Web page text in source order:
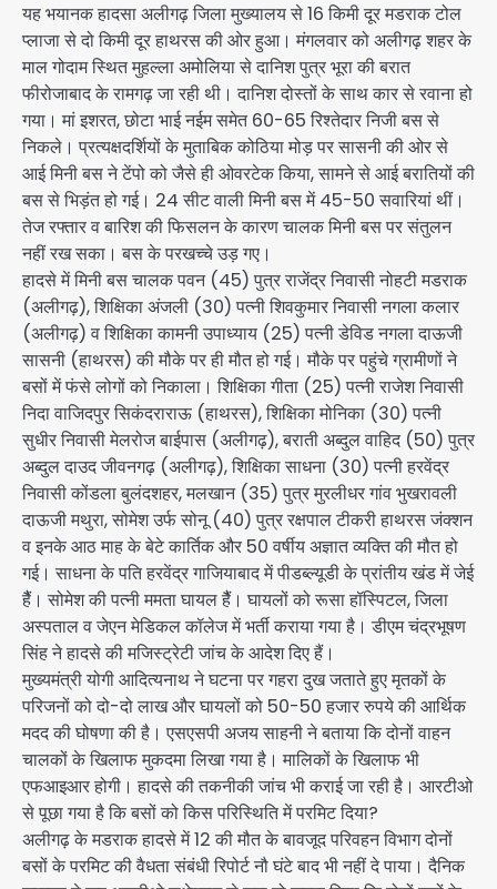
यह भयानक हादसा अलीगढ़ जिला मुख्यालय से 16 किमी दूर मडराक टोल
प्लाजा से दो किमी दूर हाथरस की ओर हुआ। मंगलवार को अलीगढ़ शहर के
माल गोदाम स्थित मुहल्ला अमोलिया से दानिश पुत्र भूरा की बरात
फीरोजाबाद के रामगढ़ जा रही थी। दानिश दोस्तों के साथ कार से रवाना हो
गया। मां इशरत, छोटा भाई नईम समेत 60-65 रिश्तेदार निजी बस से
निकले। प्रत्यक्षदर्शियों के मुताबिक कोठिया मोड़ पर सासनी की ओर से
आई मिनी बस ने टेंपो को जैसे ही ओवरटेक किया, सामने से आई बरातियों की
बस से भिड़ंत हो गई। 24 सीट वाली मिनी बस में 45-50 सवारियां थीं।
तेज रफ्तार व बारिश की फिसलन के कारण चालक मिनी बस पर संतुलन
नहीं रख सका। बस के परखच्चे उड़ गए।
हादसे में मिनी बस चालक पवन (45) पुत्र राजेंद्र निवासी नोहटी मडराक
(अलीगढ़), शिक्षिका अंजली (30) पत्नी शिवकुमार निवासी नगला कलार
(अलीगढ़) व शिक्षिका कामनी उपाध्याय (25) पत्नी डेविड नगला दाऊजी
सासनी (हाथरस) की मौके पर ही मौत हो गई। मौके पर पहुंचे ग्रामीणों ने
बसों में फंसे लोगों को निकाला। शिक्षिका गीता (25) पत्नी राजेश निवासी
निदा वाजिदपुर सिकंदराराऊ (हाथरस), शिक्षिका मोनिका (30) पत्नी
सुधीर निवासी मेलरोज बाईपास (अलीगढ़), बराती अब्दुल वाहिद (50) पुत्र
अब्दुल दाउद जीवनगढ़ (अलीगढ़), शिक्षिका साधना (30) पत्नी हरवेंद्र
निवासी कोंडला बुलंदशहर, मलखान (35) पुत्र मुरलीधर गांव भुखरावली
दाऊजी मथुरा, सोमेश उर्फ सोनू (40) पुत्र रक्षपाल टीकरी हाथरस जंक्शन
व इनके आठ माह के बेटे कार्तिक और 50 वर्षीय अज्ञात व्यक्ति की मौत हो
गई। साधना के पति हरवेंद्र गाजियाबाद में पीडब्ल्यूडी के प्रांतीय खंड में जेई
हैैं। सोमेश की पत्नी ममता घायल हैैं। घायलों को रूसा हॉस्पिटल, जिला
अस्पताल व जेएन मेडिकल कॉलेज में भर्ती कराया गया है। डीएम चंद्रभूषण
सिंह ने हादसे की मजिस्ट्रेटी जांच के आदेश दिए हैं।
मुख्यमंत्री योगी आदित्यनाथ ने घटना पर गहरा दुख जताते हुए मृतकों के
परिजनों को दो-दो लाख और घायलों को 50-50 हजार रुपये की आर्थिक
मदद की घोषणा की है। एसएसपी अजय साहनी ने बताया कि दोनों वाहन
चालकों के खिलाफ मुकदमा लिखा गया है। मालिकों के खिलाफ भी
एफआइआर होगी। हादसे की तकनीकी जांच भी कराई जा रही है। आरटीओ
से पूछा गया है कि बसों को किस परिस्थिति में परमिट दिया?
अलीगढ़ के मडराक हादसे में 12 की मौत के बावजूद परिवहन विभाग दोनों
बसों के परमिट की वैधता संबंधी रिपोर्ट नौ घंटे बाद भी नहीं दे पाया। दैनिक